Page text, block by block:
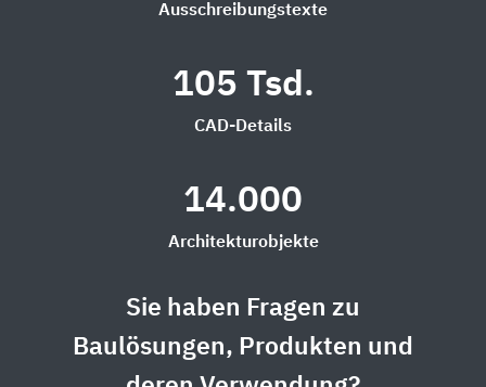
Ausschreibungstexte
105 Tsd.
CAD-Details
14.000
Architekturobjekte
Sie haben Fragen zu
Baulösungen, Produkten und